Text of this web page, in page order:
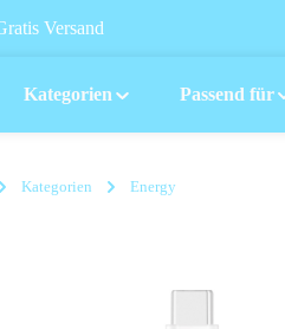
springen
Versand
Kategorien Passend für
Kategorien Energy